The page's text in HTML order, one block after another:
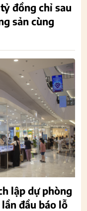
đồng chỉ sau
sản cùng
lập dự phòng
đầu báo lỗ